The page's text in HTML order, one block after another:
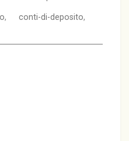
, conti-di-deposito,